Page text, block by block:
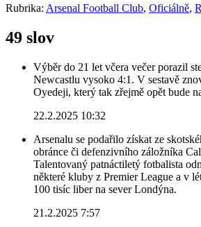
Rubrika: Arsenal Football Club, Oficiálně,
49 slov
Výběr do 21 let včera večer porazil
Newcastlu vysoko 4:1. V sestavě
Oyedeji, který tak zřejmě opět bude
22.2.2025 10:32
Arsenalu se podařilo získat ze
obránce či defenzivního záložníka
Talentovaný patnáctiletý fotbalista
některé kluby z Premier League a v
100 tisíc liber na sever Londýna.
21.2.2025 7:57